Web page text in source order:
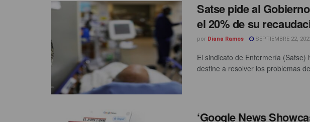
Satse pide al
el 20% de su
por Diana Ramos SEPTIEMBRE 22,
El sindicato de Enfermería
destine a resolver los problemas
‘Google News